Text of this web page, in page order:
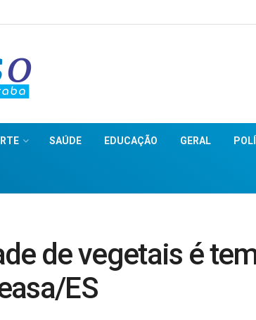
SAÚDE EDUCAÇÃO GERAL
de vegetais é
ES